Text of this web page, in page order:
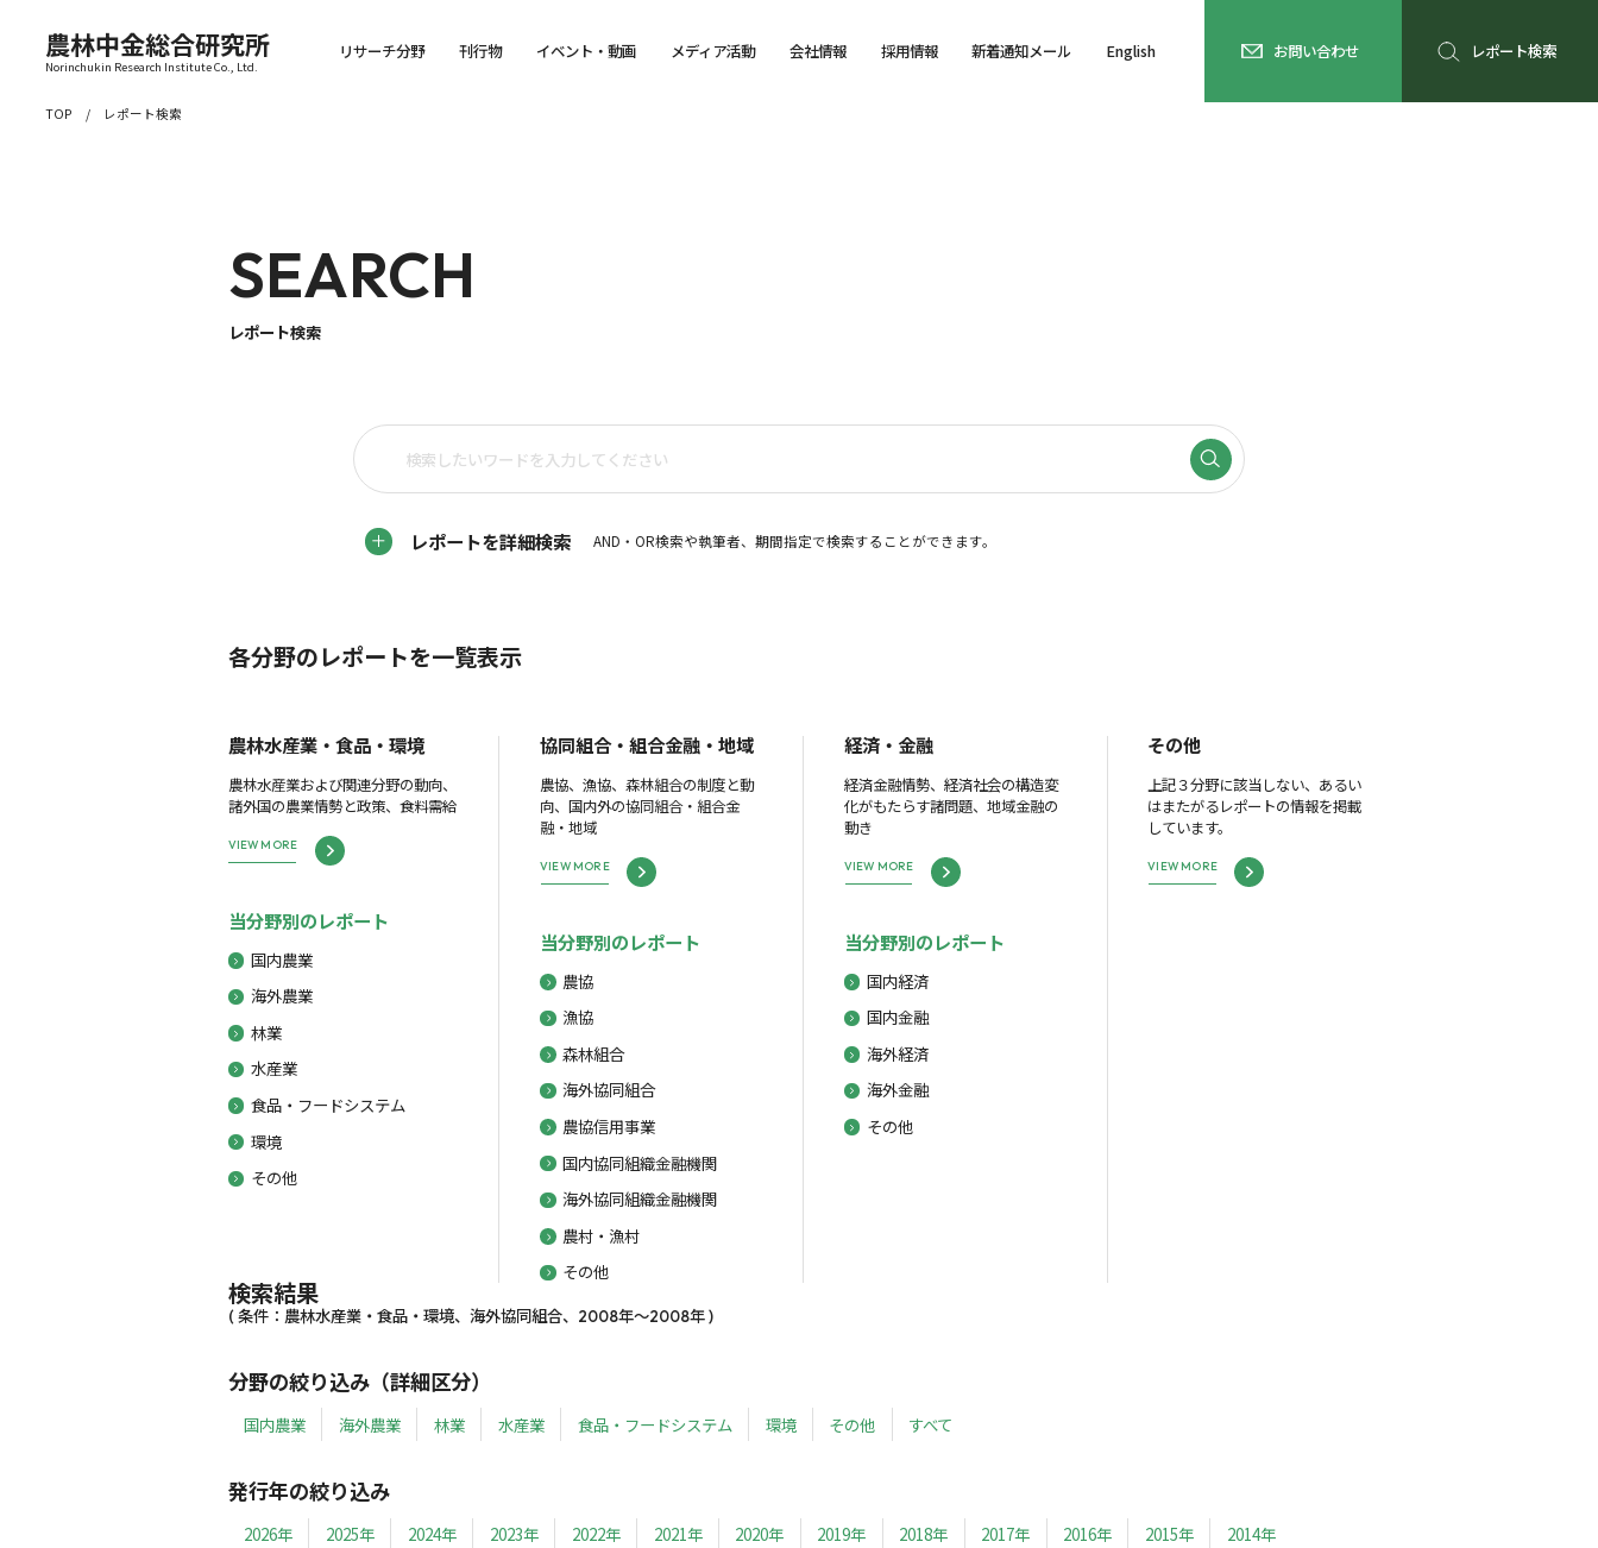
農林中金総合研究所
Norinchukin Research Institute Co., Ltd.
リサーチ分野 刊行物 イベント・動画 メディア活動 会社情報 採用情報 新着通知メール English お問い合わせ レポート検索
TOP レポート検索
SEARCH
レポート検索
レポートを詳細検索 AND・OR検索や執筆者、期間指定で検索することができます。
各分野のレポートを一覧表示
農林水産業・食品・環境
農林水産業および関連分野の動向、
諸外国の農業情勢と政策、食料需給
VIEW MORE
当分野別のレポート
国内農業
海外農業
林業
水産業
食品・フードシステム
環境
その他
協同組合・組合金融・地域
農協、漁協、森林組合の制度と動
向、国内外の協同組合・組合金
融・地域
VIEW MORE
当分野別のレポート
農協
漁協
森林組合
海外協同組合
農協信用事業
国内協同組織金融機関
海外協同組織金融機関
農村・漁村
その他
経済・金融
経済金融情勢、経済社会の構造変
化がもたらす諸問題、地域金融の
動き
VIEW MORE
当分野別のレポート
国内経済
国内金融
海外経済
海外金融
その他
その他
上記３分野に該当しない、あるい
はまたがるレポートの情報を掲載
しています。
VIEW MORE
検索結果
( 条件：農林水産業・食品・環境、海外協同組合、2008年～2008年 )
分野の絞り込み（詳細区分）
国内農業 海外農業 林業 水産業 食品・フードシステム 環境 その他 すべて
発行年の絞り込み
2026年 2025年 2024年 2023年 2022年 2021年 2020年 2019年 2018年 2017年 2016年 2015年
2014年